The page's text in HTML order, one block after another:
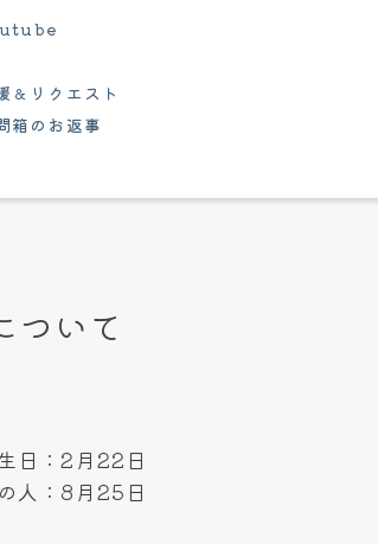
＆リクエスト
箱のお返事
ついて
日：2月22日
人：8月25日